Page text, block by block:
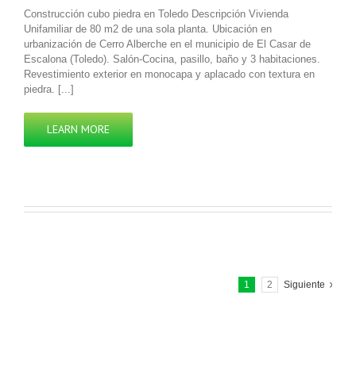
Construcción cubo piedra en Toledo Descripción Vivienda
Unifamiliar de 80 m2 de una sola planta. Ubicación en
urbanización de Cerro Alberche en el municipio de El Casar de
Escalona (Toledo). Salón-Cocina, pasillo, baño y 3 habitaciones.
Revestimiento exterior en monocapa y aplacado con textura en
piedra. [...]
LEARN MORE
1 2 Siguiente